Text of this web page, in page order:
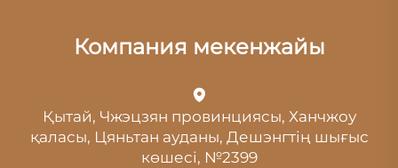
Компания мекенжайы
Қытай, Чжэцзян провинциясы, Ханчжоу
қаласы, Цяньтан ауданы, Дешэнгтің шығыс
көшесі, №2399